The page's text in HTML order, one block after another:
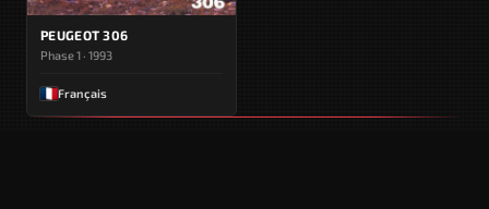
PEUGEOT 306
Phase 1 · 1993
Français